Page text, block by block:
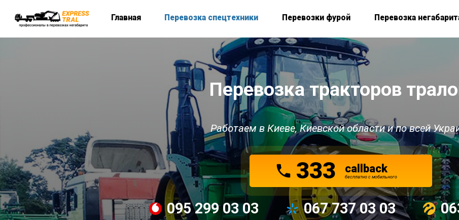
Главная Перевозка спецтехники Перевозки фурой Перевозка
Перевозка тракторов
Работаем в Киеве, Киевской областии по всей
333 callback
беcплатно с мобильного
095 299 03 03 067 737 03 03